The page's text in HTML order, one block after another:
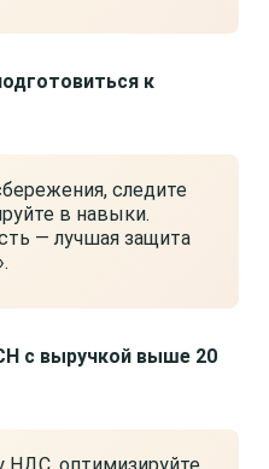
к
следите
в навыки.
— лучшая защита
с выручкой выше 20